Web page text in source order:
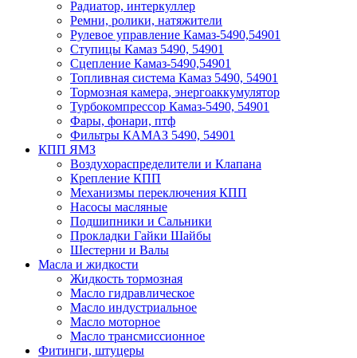
Радиатор, интеркуллер
Ремни, ролики, натяжители
Рулевое управление Камаз-5490,54901
Ступицы Камаз 5490, 54901
Сцепление Камаз-5490,54901
Топливная система Камаз 5490, 54901
Тормозная камера, энергоаккумулятор
Турбокомпрессор Камаз-5490, 54901
Фары, фонари, птф
Фильтры КАМАЗ 5490, 54901
КПП ЯМЗ
Воздухораспределители и Клапана
Крепление КПП
Механизмы переключения КПП
Насосы масляные
Подшипники и Сальники
Прокладки Гайки Шайбы
Шестерни и Валы
Масла и жидкости
Жидкость тормозная
Масло гидравлическое
Масло индустриальное
Масло моторное
Масло трансмиссионное
Фитинги, штуцеры